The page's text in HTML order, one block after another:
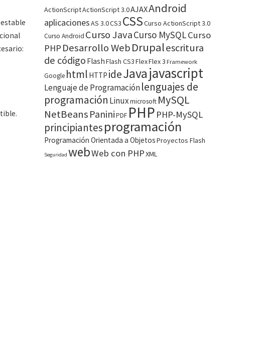
ActionScriptActionScript 3.0AJAXAndroid
aplicacionesAS 3.0CS3 CSSCurso ActionScript 3.0
Curso Android Curso JavaCurso MySQLCurso
PHP Desarrollo WebDrupalescritura
de código FlashFlash CS3FlexFlex 3 Framework
Google html HTTP ideJavajavascript
Lenguaje de Programaciónlenguajes de
programación Linuxmicrosoft MySQL
NetBeans PaniniPDF PHP PHP-MySQL
principiantesprogramación
Programación Orientada a ObjetosProyectos Flash
Seguridad webWeb con PHPXML